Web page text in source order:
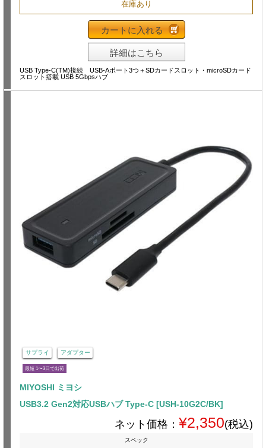
在庫あり
カートに入れる
詳細はこちら
USB Type-C(TM)接続 USB-Aポート3つ＋SDカードスロット・microSDカード
スロット搭載 USB 5Gbpsハブ
サプライ アダプター
最短 1〜3日で出荷
MIYOSHI ミヨシ
USB3.2 Gen2対応USBハブ Type-C [USH-10G2C/BK]
ネット価格： ¥2,350(税込)
スペック